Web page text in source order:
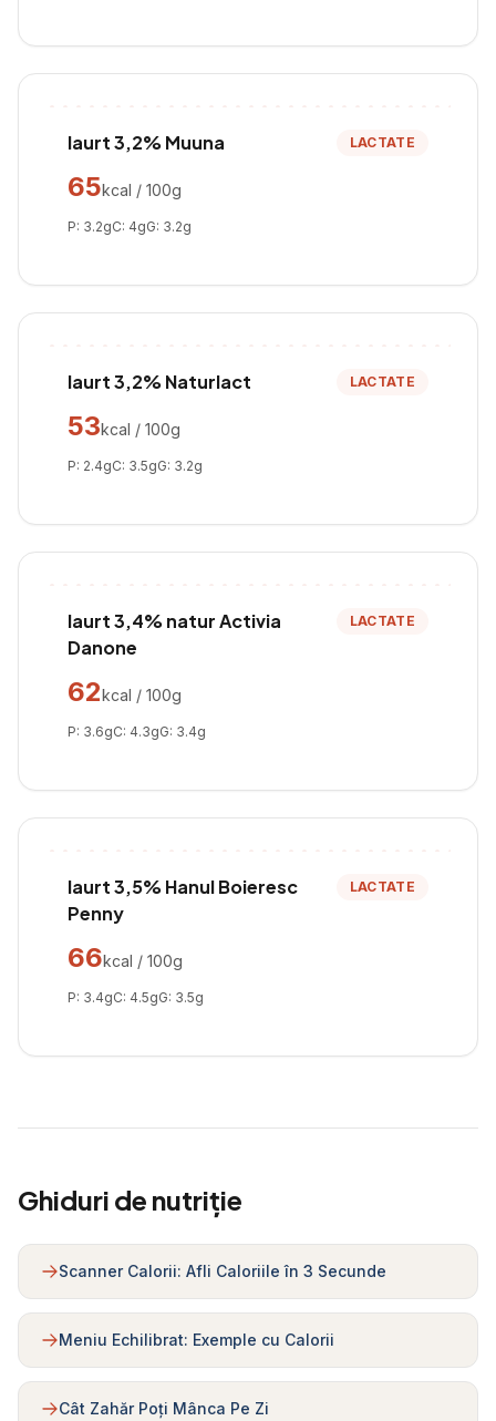
Iaurt 3,2% Muuna LACTATE
65kcal / 100g
P: 3.2gC: 4gG: 3.2g
Iaurt 3,2% Naturlact LACTATE
53kcal / 100g
P: 2.4gC: 3.5gG: 3.2g
Iaurt 3,4% natur Activia
Danone
LACTATE
62kcal / 100g
P: 3.6gC: 4.3gG: 3.4g
Iaurt 3,5% Hanul Boieresc
Penny
LACTATE
66kcal / 100g
P: 3.4gC: 4.5gG: 3.5g
Ghiduri de nutriție
Scanner Calorii: Afli Caloriile în 3 Secunde
Meniu Echilibrat: Exemple cu Calorii
Cât Zahăr Poți Mânca Pe Zi